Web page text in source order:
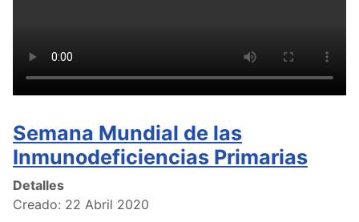
Semana Mundial de las
Inmunodeficiencias Primarias
Detalles
Creado: 22 Abril 2020